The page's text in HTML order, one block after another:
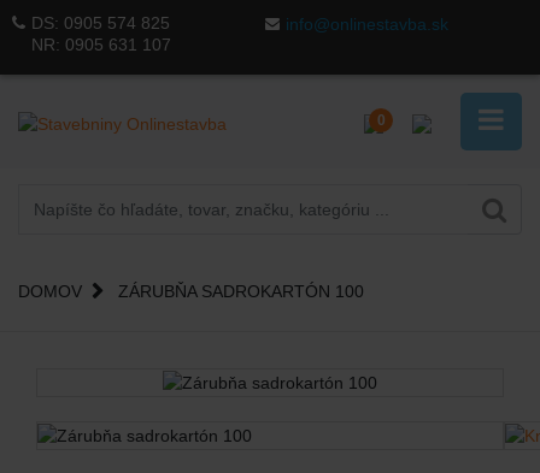
DS: 0905 574 825
NR: 0905 631 107
info@onlinestavba.sk
0
DOMOV ZÁRUBŇA SADROKARTÓN 100